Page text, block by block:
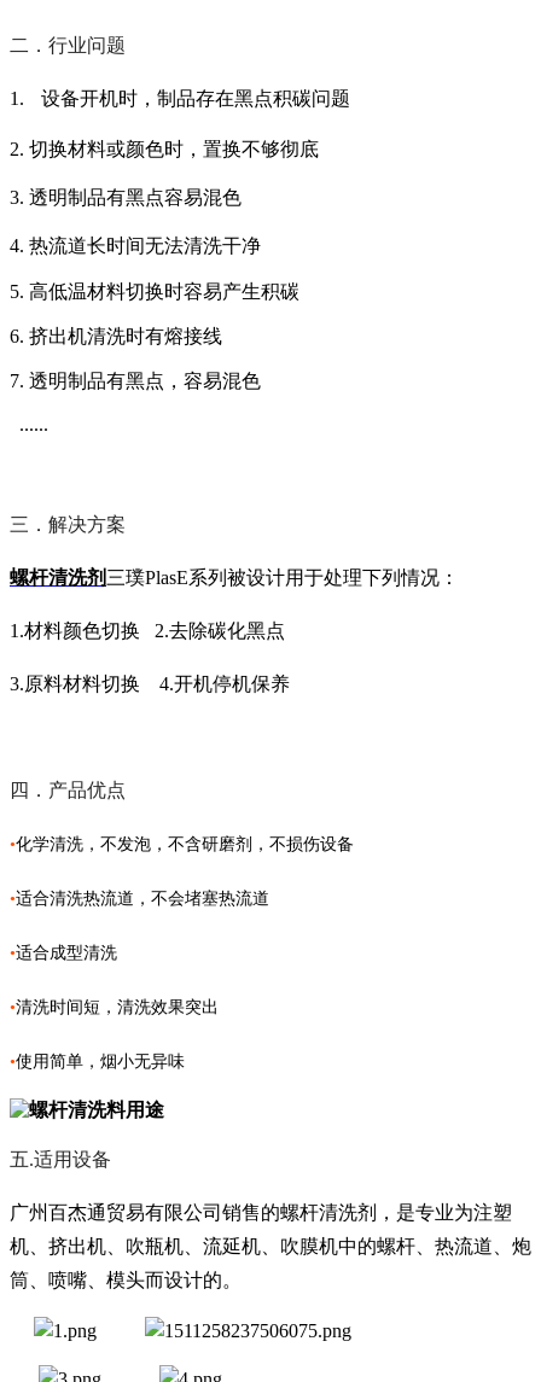
二．行业问题
1. 设备开机时，制品存在黑点积碳问题
2. 切换材料或颜色时，置换不够彻底
3. 透明制品有黑点容易混色
4. 热流道长时间无法清洗干净
5. 高低温材料切换时容易产生积碳
6. 挤出机清洗时有熔接线
7. 透明制品有黑点，容易混色
......
三．解决方案
螺杆清洗剂 三璞PlasE系列被设计用于处理下列情况：
1.材料颜色切换 2.去除碳化黑点
3.原料材料切换 4.开机停机保养
四．产品优点
•化学清洗，不发泡，不含研磨剂，不损伤设备
•适合清洗热流道，不会堵塞热流道
•适合成型清洗
•清洗时间短，清洗效果突出
•使用简单，烟小无异味
五.适用设备
广州百杰通贸易有限公司销售的螺杆清洗剂，是专业为注塑
机、挤出机、吹瓶机、流延机、吹膜机中的螺杆、热流道、炮
筒、喷嘴、模头而设计的。